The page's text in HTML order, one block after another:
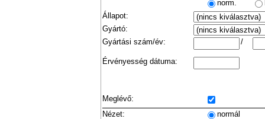
norm.
Állapot:
Gyártó:
Gyártási szám/év:
/
Érvényesség dátuma:
Meglévő:
Nézet:
normál